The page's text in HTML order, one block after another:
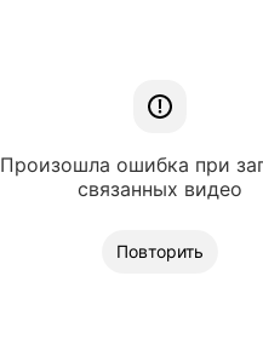
Произошла ошибка при
связанных видео
Повторить